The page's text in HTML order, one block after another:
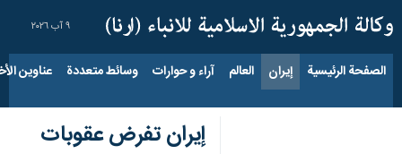
٩ آب ٢٠٢٦
الصفحة الرئيسية إيران العالم آراء و حوارات وسائط متعددة عناوين
إيران تفرض عقوبات